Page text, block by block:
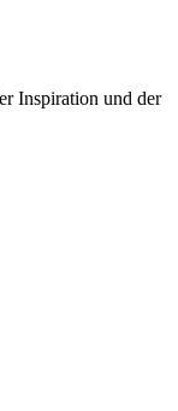
Inspiration und der